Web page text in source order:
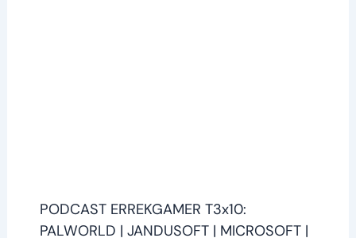
PODCAST ERREKGAMER T3x10:
PALWORLD | JANDUSOFT | MICROSOFT |